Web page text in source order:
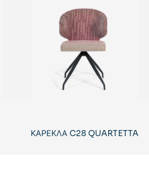
ΚΑΡΕΚΛΑ C28 QUARTETTA